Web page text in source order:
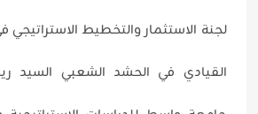
لجنة الاستثمار والتخطيط
القيادي في الحشد الشعبي السيد